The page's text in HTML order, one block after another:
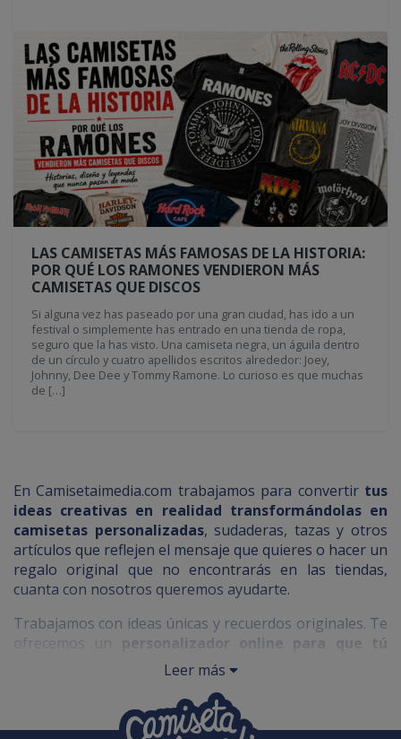
LAS CAMISETAS MÁS FAMOSAS DE LA HISTORIA:
POR QUÉ LOS RAMONES VENDIERON MÁS
CAMISETAS QUE DISCOS
Si alguna vez has paseado por una gran ciudad, has ido a un
festival o simplemente has entrado en una tienda de ropa,
seguro que la has visto. Una camiseta negra, un águila dentro
de un círculo y cuatro apellidos escritos alrededor: Joey,
Johnny, Dee Dee y Tommy Ramone. Lo curioso es que muchas
de […]
En Camisetaimedia.com trabajamos para convertir tus
ideas creativas en realidad transformándolas en
camisetas personalizadas, sudaderas, tazas y otros
artículos que reflejen el mensaje que quieres o hacer un
regalo original que no encontrarás en las tiendas,
cuanta con nosotros queremos ayudarte.
Trabajamos con ideas únicas y recuerdos originales. Te
ofrecemos un personalizador online para que tú
y nosotros nos encarguemos del
Con más de 20 años de experiencia y un equipo cercano
Leer más